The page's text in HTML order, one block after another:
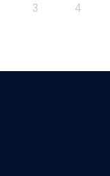
3 4